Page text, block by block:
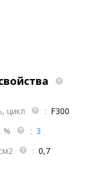
цикл : F300
%
: 3
: 0,7